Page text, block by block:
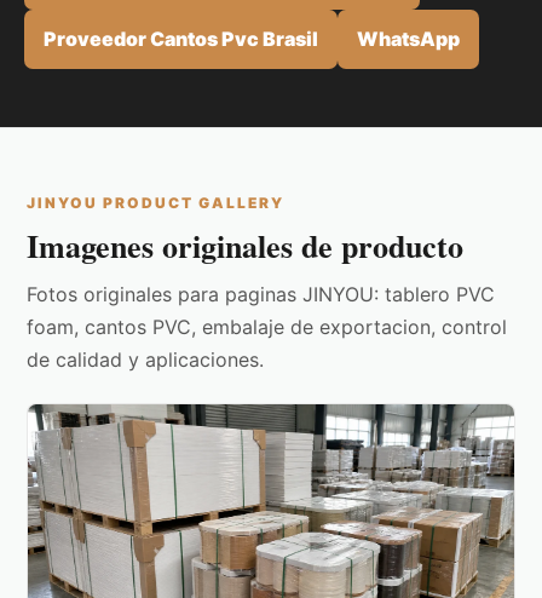
Proveedor Cantos Pvc Brasil WhatsApp
JINYOU PRODUCT GALLERY
Imagenes originales de producto
Fotos originales para paginas JINYOU: tablero PVC
foam, cantos PVC, embalaje de exportacion, control
de calidad y aplicaciones.